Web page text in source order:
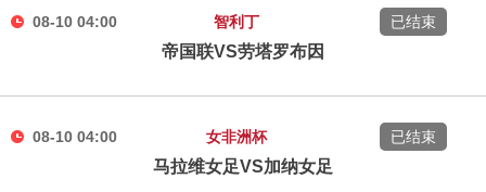
08-10 04:00 智利丁
帝国联VS劳塔罗布因
已结束
08-10 04:00 女非洲杯
马拉维女足VS加纳女足
已结束